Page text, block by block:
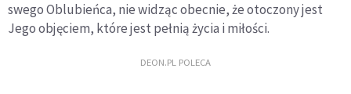
swego Oblubieńca, nie widząc obecnie, że otoczony jest
Jego objęciem, które jest pełnią życia i miłości.
DEON.PL POLECA